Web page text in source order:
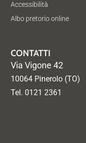
Accessibilità
Albo pretorio online
CONTATTI
Via Vigone 42
10064 Pinerolo (TO)
Tel. 0121 2361